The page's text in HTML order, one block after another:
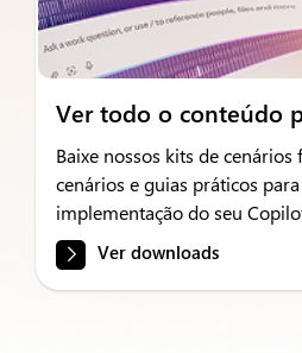
Ver todo o conteúdo
Baixe nossos kits de
cenários e guias práticos
implementação do seu
Ver downloads